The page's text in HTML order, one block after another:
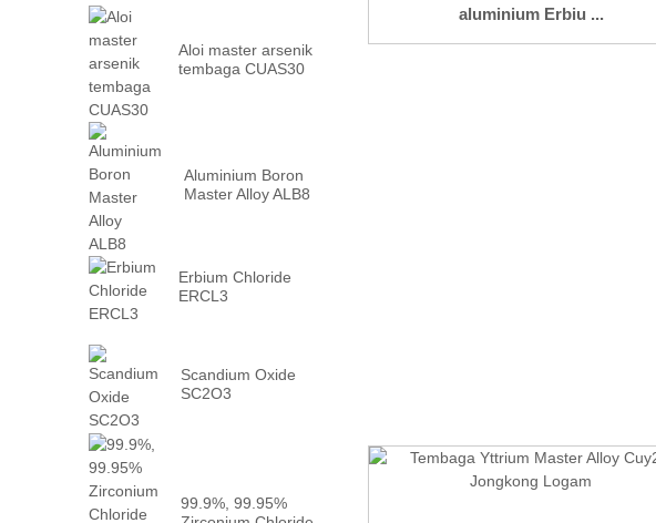
Aloi master arsenik
tembaga CUAS30
Aluminium Boron
Master Alloy ALB8
Erbium Chloride
ERCL3
Scandium Oxide
SC2O3
99.9%, 99.95%
aluminium Erbiu ...